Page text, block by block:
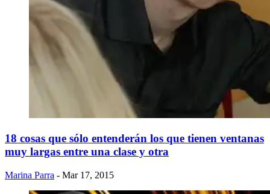
18 cosas que sólo entenderán los que tienen ventanas
muy largas entre una clase y otra
Marina Parra - Mar 17, 2015